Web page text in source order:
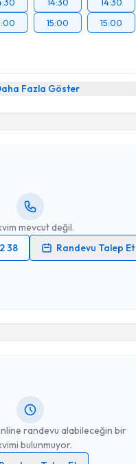
15:00
15:00
Fazla Göster
mevcut değil.
38
Randevu Talep Et
Talebini Gönder
randevu alabileceğin bir
bulunmuyor.